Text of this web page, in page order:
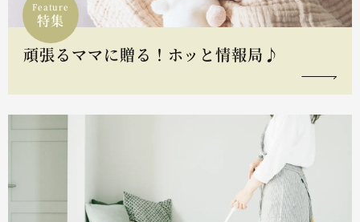
Feature
特集
頑張るママに贈る！ホッと情報局♪